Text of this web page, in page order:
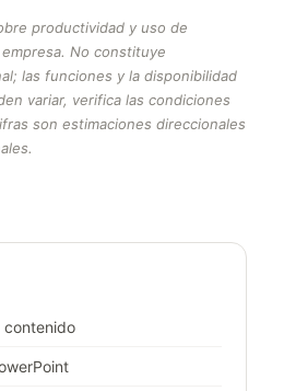
productividad y uso de
No constituye
las funciones y la disponibilidad
variar, verifica las condiciones
son estimaciones direccionales
contenido